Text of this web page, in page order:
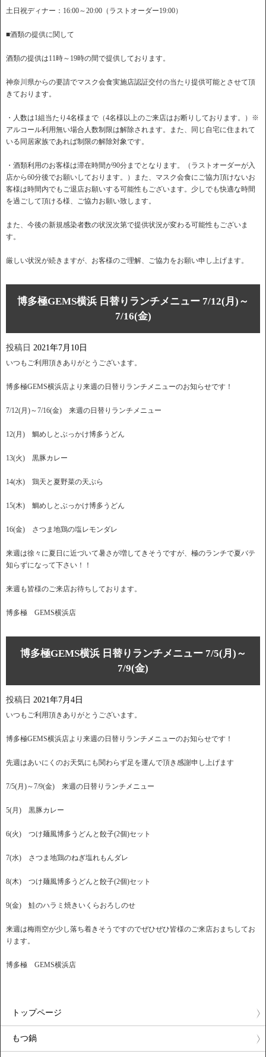
土日祝ディナー：16:00～20:00（ラストオーダー19:00）
■酒類の提供に関して
酒類の提供は11時～19時の間で提供しております。
神奈川県からの要請でマスク会食実施店認証交付の当たり提供可能とさせて頂
きております。
・人数は1組当たり4名様まで（4名様以上のご来店はお断りしております。）※
アルコール利用無い場合人数制限は解除されます。また、同じ自宅に住まれて
いる同居家族であれば制限の解除対象です。
・酒類利用のお客様は滞在時間が90分までとなります。（ラストオーダーが入
店から60分後でお願いしております。）また、マスク会食にご協力頂けないお
客様は時間内でもご退店お願いする可能性もございます。少しでも快適な時間
を過ごして頂ける様、ご協力お願い致します。
また、今後の新規感染者数の状況次第で提供状況が変わる可能性もございま
す。
厳しい状況が続きますが、お客様のご理解、ご協力をお願い申し上げます。
博多極GEMS横浜 日替りランチメニュー 7/12(月)～
7/16(金)
投稿日 2021年7月10日
いつもご利用頂きありがとうございます。
博多極GEMS横浜店より来週の日替りランチメニューのお知らせです！
7/12(月)～7/16(金) 来週の日替りランチメニュー
12(月) 鯛めしとぶっかけ博多うどん
13(火) 黒豚カレー
14(水) 鶏天と夏野菜の天ぷら
15(木) 鯛めしとぶっかけ博多うどん
16(金) さつま地鶏の塩レモンダレ
来週は徐々に夏日に近づいて暑さが増してきそうですが、極のランチで夏バテ
知らずになって下さい！！
来週も皆様のご来店お待ちしております。
博多極 GEMS横浜店
博多極GEMS横浜 日替りランチメニュー 7/5(月)～
7/9(金)
投稿日 2021年7月4日
いつもご利用頂きありがとうございます。
博多極GEMS横浜店より来週の日替りランチメニューのお知らせです！
先週はあいにくのお天気にも関わらず足を運んで頂き感謝申し上げます
7/5(月)～7/9(金) 来週の日替りランチメニュー
5(月) 黒豚カレー
6(火) つけ麺風博多うどんと餃子(2個)セット
7(水) さつま地鶏のねぎ塩れもんダレ
8(木) つけ麺風博多うどんと餃子(2個)セット
9(金) 鮭のハラミ焼きいくらおろしのせ
来週は梅雨空が少し落ち着きそうですのでぜひぜひ皆様のご来店おまちしてお
ります。
博多極 GEMS横浜店
トップページ
もつ鍋